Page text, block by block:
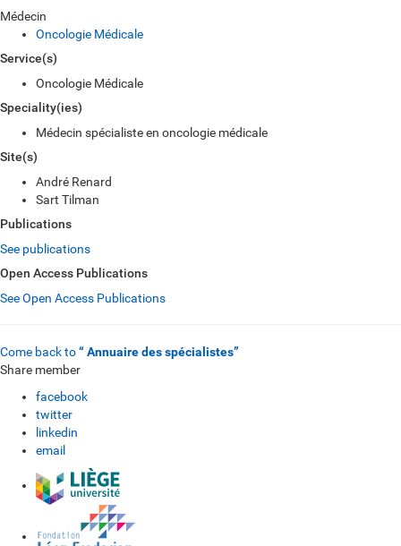
Médecin
Oncologie Médicale
Service(s)
Oncologie Médicale
Speciality(ies)
Médecin spécialiste en oncologie médicale
Site(s)
André Renard
Sart Tilman
Publications
See publications
Open Access Publications
See Open Access Publications
Come back to“ Annuaire des spécialistes”
Share member
facebook
twitter
linkedin
email